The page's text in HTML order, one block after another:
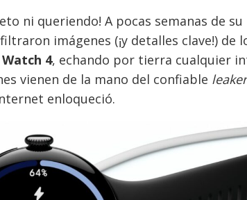
ni queriendo! A pocas semanas de su
imágenes (¡y detalles clave!) de
4, echando por tierra cualquier
vienen de la mano del confiable leaker
enloqueció.